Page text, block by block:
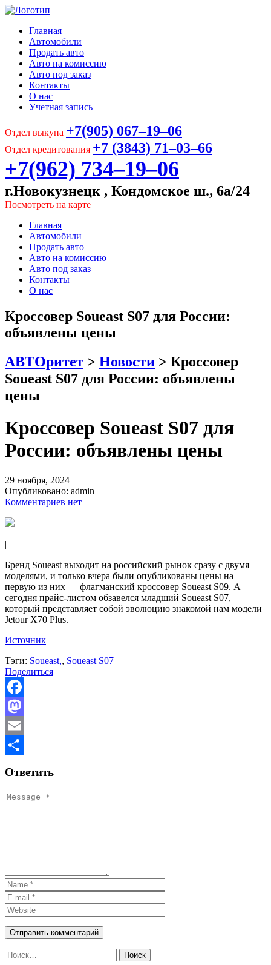
Главная
Автомобили
Продать авто
Авто на комиссию
Авто под заказ
Контакты
О нас
Учетная запись
Отдел выкупа +7(905) 067‒19‒06
Отдел кредитования +7 (3843) 71‒03‒66
+7(962) 734‒19‒06
г.Новокузнецк , Кондомское ш., 6а/24
Посмотреть на карте
Главная
Автомобили
Продать авто
Авто на комиссию
Авто под заказ
Контакты
О нас
Кроссовер Soueast S07 для России:
объявлены цены
АВТОритет > Новости > Кроссовер
Soueast S07 для России: объявлены
цены
Кроссовер Soueast S07 для
России: объявлены цены
29 ноября, 2024
Опубликовано: admin
Комментариев нет
|
Бренд Soueast выходит на российский рынок сразу с двумя
моделями, и только вчера были опубликованы цены на
первую из них — флагманский кроссовер Soueast S09. А
сегодня прайс-листом обзавелся младший Soueast S07,
который представляет собой эволюцию знакомой нам модели
Jetour X70 Plus.
Источник
Тэги: Soueast,, Soueast S07
Поделиться
Facebook
Mastodon
Email
Ответить
Найти: